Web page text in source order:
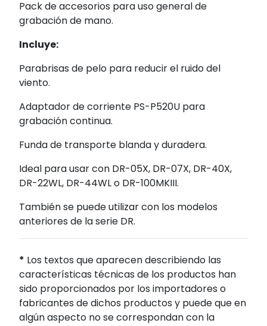
Pack de accesorios para uso general de
grabación de mano.
Incluye:
Parabrisas de pelo para reducir el ruido del
viento.
Adaptador de corriente PS-P520U para
grabación continua.
Funda de transporte blanda y duradera.
Ideal para usar con DR-05X, DR-07X, DR-40X,
DR-22WL, DR-44WL o DR-100MKIII.
También se puede utilizar con los modelos
anteriores de la serie DR.
* Los textos que aparecen describiendo las
características técnicas de los productos han
sido proporcionados por los importadores o
fabricantes de dichos productos y puede que en
algún aspecto no se correspondan con la